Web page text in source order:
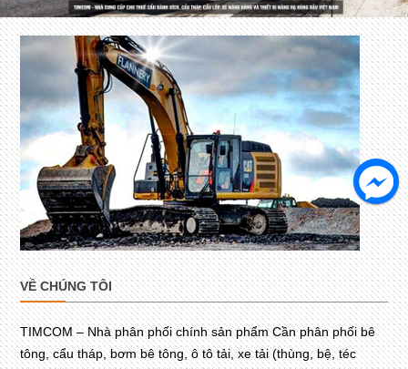
VỀ CHÚNG TÔI
TIMCOM – Nhà phân phối chính sản phẩm Cần phân phối bê
tông, cẩu tháp, bơm bê tông, ô tô tải, xe tải (thùng, bệ, téc